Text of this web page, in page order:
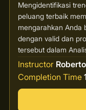
Mengidentifikasi
peluang terbaik
mengarahkan Anda
dengan valid dan
tersebut dalam
Instructor
Completion Time